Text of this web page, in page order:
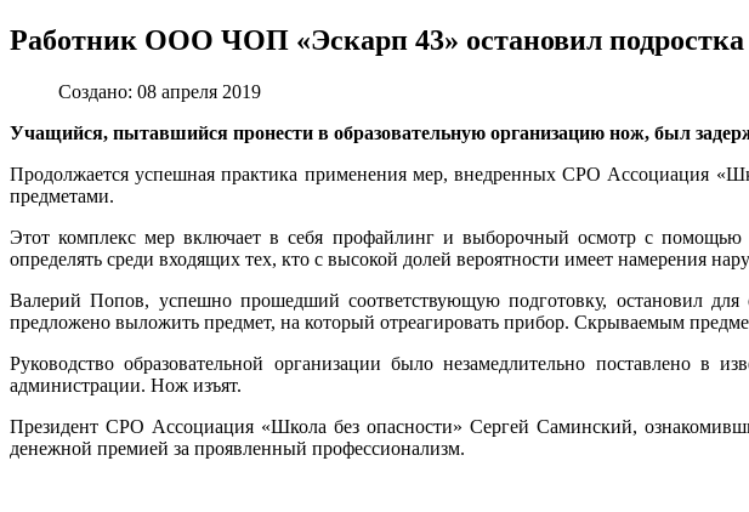
Работник ООО ЧОП «Эскарп 43» остановил
Создано: 08 апреля 2019
Учащийся, пытавшийся пронести в образовательную организацию нож, был
Продолжается успешная практика применения мер, внедренных СРО Ассоциация
предметами.
Этот комплекс мер включает в себя профайлинг и выборочный осмотр с помощью
определять среди входящих тех, кто с высокой долей вероятности имеет намерения
Валерий Попов, успешно прошедший соответствующую подготовку, остановил для
предложено выложить предмет, на который отреагировать прибор. Скрываемым
Руководство образовательной организации было незамедлительно поставлено в
администрации. Нож изъят.
Президент СРО Ассоциация «Школа без опасности» Сергей Саминский,
денежной премией за проявленный профессионализм.